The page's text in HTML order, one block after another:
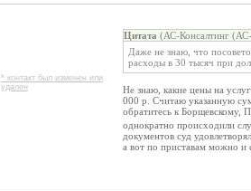
* контакт был изменен или
удален
Цитата (АС-Консалтинг
Даже не знаю, что
расходы в 30 тысяч при
Не знаю, какие цены на
000 р. Считаю указанную
обратитесь к Борщевскому,
однократно происходили
документов суд
а вот по приставам можно и